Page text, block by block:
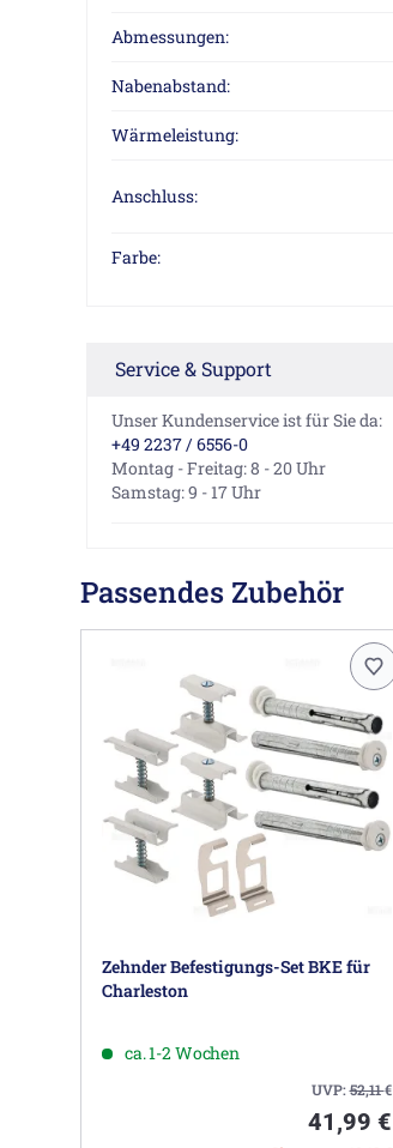
Abmessungen:
Nabenabstand:
Wärmeleistung:
Anschluss:
Farbe:
Service & Support
Unser Kundenservice ist für Sie da:
+49 2237 / 6556-0
Montag - Freitag: 8 - 20 Uhr
Samstag: 9 - 17 Uhr
Passendes Zubehör
Zehnder Befestigungs-Set BKE für
Charleston
ca. 1-2 Wochen
UVP:52,11€
41,99 €